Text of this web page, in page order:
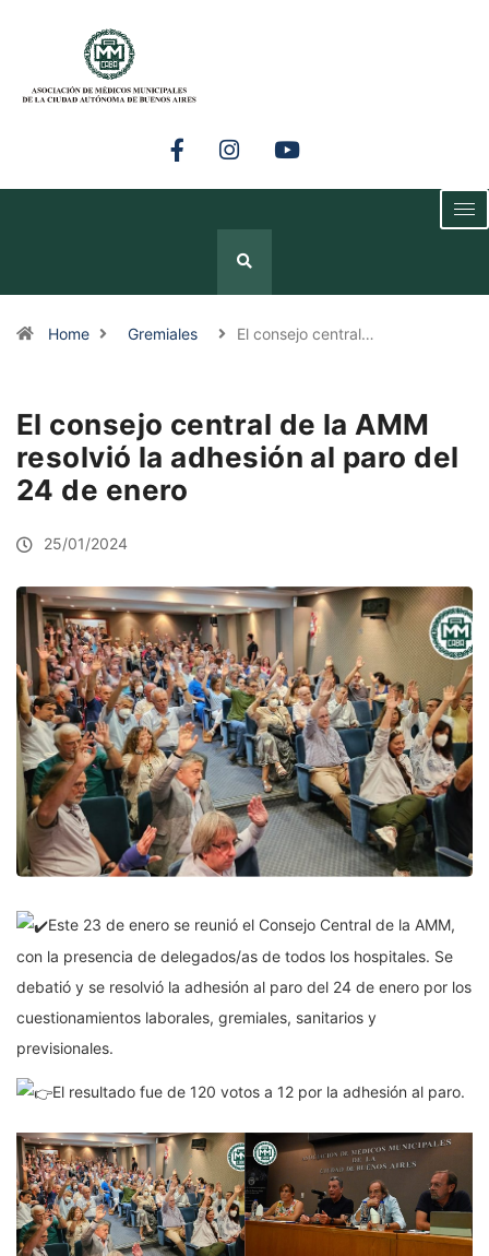
Home Gremiales El consejo central…
El consejo central de la AMM
resolvió la adhesión al paro del
24 de enero
25/01/2024
Este 23 de enero se reunió el Consejo Central de la AMM,
con la presencia de delegados/as de todos los hospitales. Se
debatió y se resolvió la adhesión al paro del 24 de enero por los
cuestionamientos laborales, gremiales, sanitarios y
previsionales.
El resultado fue de 120 votos a 12 por la adhesión al paro.